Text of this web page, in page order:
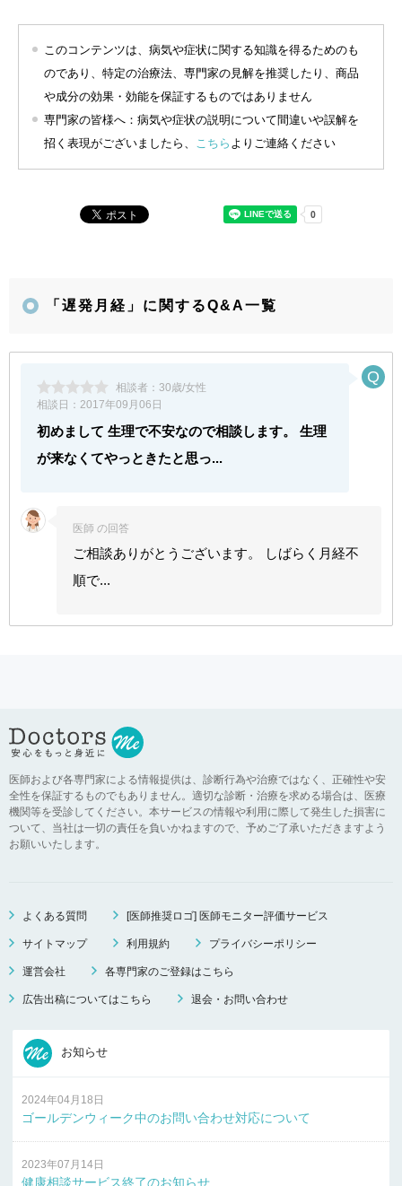
このコンテンツは、病気や症状に関する知識を得るためのも
のであり、特定の治療法、専門家の見解を推奨したり、商品
や成分の効果・効能を保証するものではありません
専門家の皆様へ：病気や症状の説明について間違いや誤解を
招く表現がございましたら、
こちら よりご連絡ください
「遅発月経」に関するQ&A一覧
相談者： 30歳/女性
相談日： 2017年09月06日
初めまして 生理で不安なので相談します。 生理
が来なくてやっときたと思っ...
医師 の回答
ご相談ありがとうございます。 しばらく月経不
順で...
医師および各専門家による情報提供は、診断行為や治療ではなく、正確性や安
全性を保証するものでもありません。適切な診断・治療を求める場合は、医療
機関等を受診してください。本サービスの情報や利用に際して発生した損害に
ついて、当社は一切の責任を負いかねますので、予めご了承いただきますよう
お願いいたします。
よくある質問 [医師推奨ロゴ] 医師モニター評価サービス
サイトマップ 利用規約 プライバシーポリシー
運営会社 各専門家のご登録はこちら
広告出稿についてはこちら 退会・お問い合わせ
お知らせ
2024年04月18日
ゴールデンウィーク中のお問い合わせ対応について
2023年07月14日
健康相談サービス終了のお知らせ